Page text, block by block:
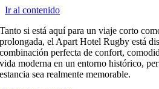
Ir al contenido
Tanto si está aquí para un viaje corto
prolongada, el Apart Hotel Rugby está
combinación perfecta de confort,
vida moderna en un entorno histórico,
estancia sea realmente memorable.